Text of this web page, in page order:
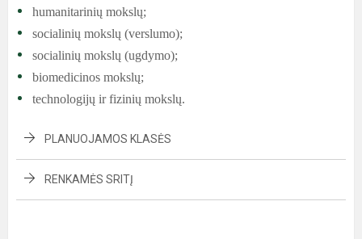
humanitarinių mokslų;
socialinių mokslų (verslumo);
socialinių mokslų (ugdymo);
biomedicinos mokslų;
technologijų ir fizinių mokslų.
PLANUOJAMOS KLASĖS
RENKAMĖS SRITĮ